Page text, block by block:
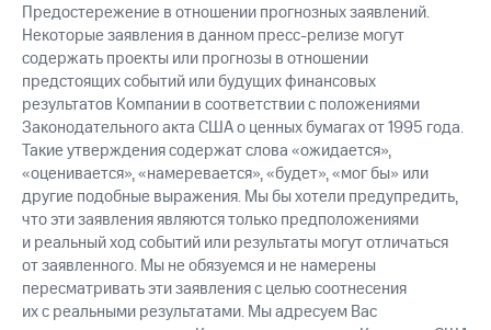
Предостережение в отношении прогнозных заявлений.
Некоторые заявления в данном пресс-релизе могут
содержать проекты или прогнозы в отношении
предстоящих событий или будущих финансовых
результатов Компании в соответствии с положениями
Законодательного акта США о ценных бумагах от 1995 года.
Такие утверждения содержат слова «ожидается»,
«оценивается», «намеревается», «будет», «мог бы» или
другие подобные выражения. Мы бы хотели предупредить,
что эти заявления являются только предположениями
и реальный ход событий или результаты могут отличаться
от заявленного. Мы не обязуемся и не намерены
пересматривать эти заявления с целью соотнесения
их с реальными результатами. Мы адресуем Вас